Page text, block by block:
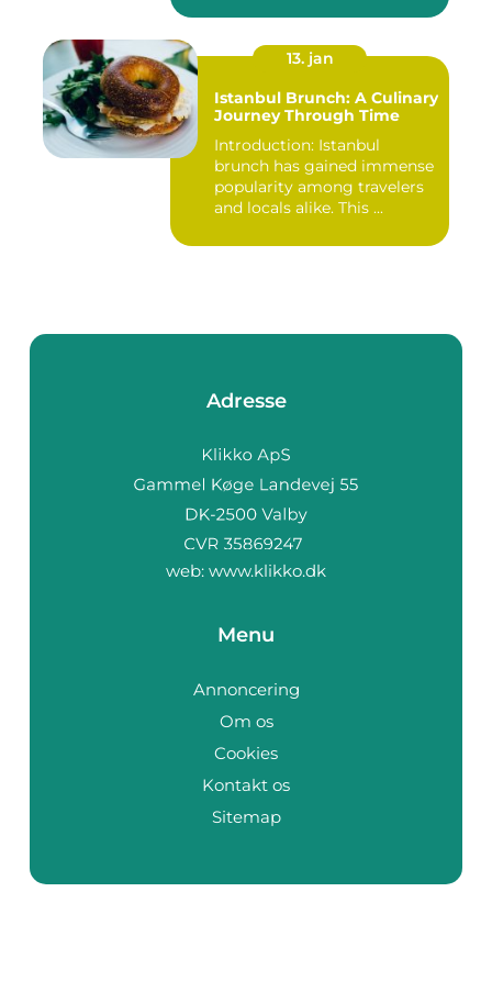
13. jan
Istanbul Brunch: A Culinary
Journey Through Time
Introduction: Istanbul
brunch has gained immense
popularity among travelers
and locals alike. This ...
Adresse
web: www.klikko.dk
Menu
Annoncering
Om os
Cookies
Kontakt os
Sitemap